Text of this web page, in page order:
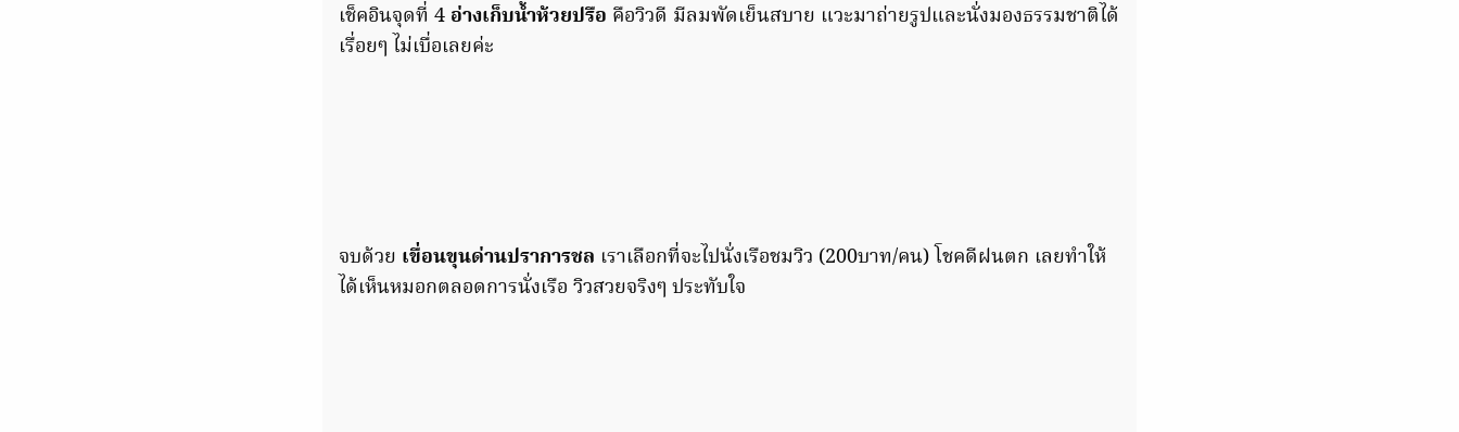
เช็คอินจุดที่ 4 อ่างเก็บน้ำห้วยปรือ คือวิวดี มีลมพัดเย็นสบาย แวะมาถ่ายรูปและนั่งมองธรรมชาติได้
เรื่อยๆ ไม่เบื่อเลยค่ะ
จบด้วย เขื่อนขุนด่านปราการชล เราเลือกที่จะไปนั่งเรือชมวิว (200บาท/คน) โชคดีฝนตก เลยทำให้
ได้เห็นหมอกตลอดการนั่งเรือ วิวสวยจริงๆ ประทับใจ